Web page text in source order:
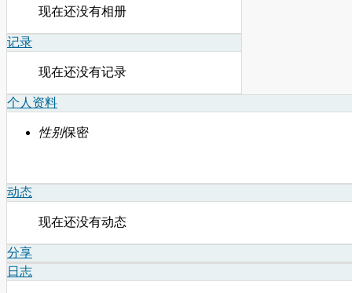
现在还没有相册
记录
现在还没有记录
个人资料
性别保密
动态
现在还没有动态
分享
日志